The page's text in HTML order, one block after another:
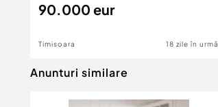
90.000 eur
Timisoara 18 zile în urmă
Anunturi similare